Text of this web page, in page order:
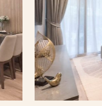
section